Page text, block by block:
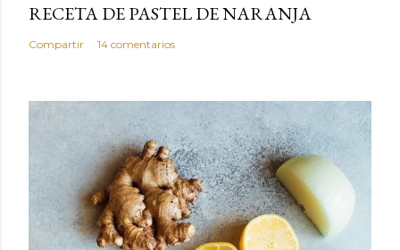
RECETA DE PASTEL DE NARANJA
Compartir 14 comentarios